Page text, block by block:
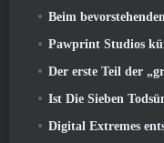
Beim bevorstehenden
Pawprint Studios kündigt die Veröffentlichung
Der erste Teil der „größten
Ist Die Sieben
Digital Extremes entschuldigt sich bei den